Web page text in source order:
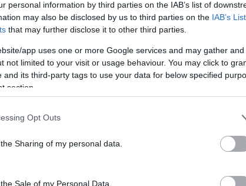
personal information by third parties on the IAB’s list of
may also be disclosed by us to third parties on the IAB’s
that may further disclose it to other third parties.
app uses one or more Google services and may gather
not limited to your visit or usage behaviour. You may click to
and its third-party tags to use your data for below specified
section.
Opt Outs
Sharing of my personal data.
Sale of my Personal Data.
VASEMBER TRIATLON VERSENY EGYIK
SZOMBATON SZOMBATHELYEN
NEVEZÉSI LISTÁJA